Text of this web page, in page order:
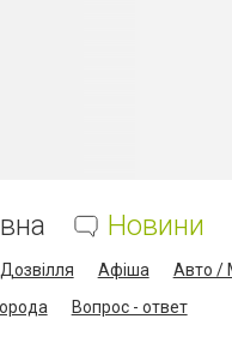
Новини
Дозвілля Афіша Авто /
Вопрос - ответ